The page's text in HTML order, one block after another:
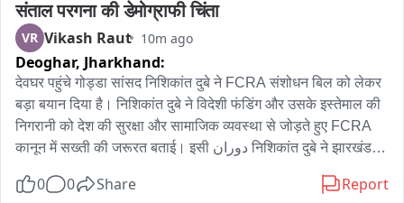
संताल परगना की डेमोग्राफी चिंता
VR Vikash Raut 10m ago
Deoghar, Jharkhand:
देवघर पहुंचे गोड्डा सांसद निशिकांत दुबे ने FCRA संशोधन बिल को लेकर
बड़ा बयान दिया है। निशिकांत दुबे ने विदेशी फंडिंग और उसके इस्तेमाल की
निगरानी को देश की सुरक्षा और सामाजिक व्यवस्था से जोड़ते हुए FCRA
कानून में सख्ती की जरूरत बताई। इसी دوران निशिकांत दुबे ने झारखंड के
कि 1951 में संताल परगना में आदिवासी आबादी करीब 45 प्रतिशत थी, जो
0 0 Share Report